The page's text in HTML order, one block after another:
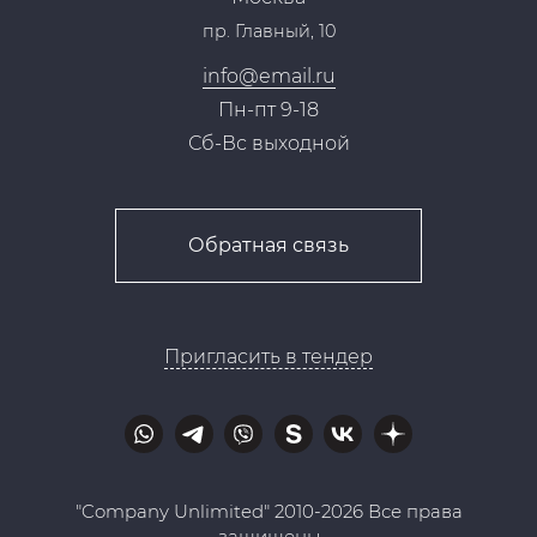
пр. Главный, 10
info@email.ru
Пн-пт 9-18
Сб-Вс выходной
Обратная связь
Пригласить в тендер
"Company Unlimited" 2010-2026 Все права